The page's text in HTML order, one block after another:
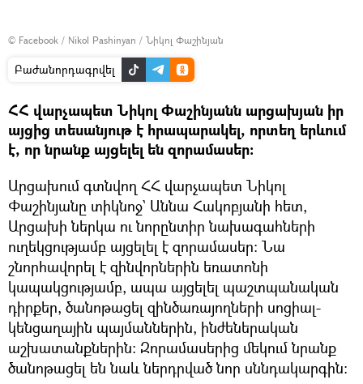
© Facebook / Nikol Pashinyan / Նիկոլ Փաշինյան
Բաժանորդագրվել
ՀՀ վարչապետ Նիկոլ Փաշինյանն արցախյան իր
այցից տեսանյութ է հրապարակել, որտեղ երևում
է, որ նրանք այցելել են զորամասեր։
Արցախում գտնվող ՀՀ վարչապետ Նիկոլ
Փաշինյանը տիկնոջ` Աննա Հակոբյանի հետ,
Արցախի ներկա ու նորընտիր նախագահների
ուղեկցությամբ այցելել է զորամասեր։ Նա
շնորհավորել է զինվորներին եռատոնի
կապակցությամբ, ապա այցելել պաշտպանական
դիրքեր, ծանոթացել զինծառայողների սոցիալ-
կենցաղային պայմաններին, ինժեներական
աշխատանքներին։ Զորամասերից մեկում նրանք
ծանոթացել են նաև ներդրված նոր սննդակարգին։